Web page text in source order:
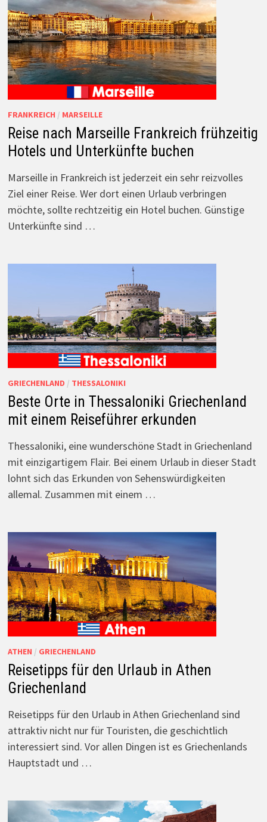
FRANKREICH / MARSEILLE
Reise nach Marseille Frankreich frühzeitig
Hotels und Unterkünfte buchen
Marseille in Frankreich ist jederzeit ein sehr reizvolles
Ziel einer Reise. Wer dort einen Urlaub verbringen
möchte, sollte rechtzeitig ein Hotel buchen. Günstige
Unterkünfte sind …
GRIECHENLAND / THESSALONIKI
Beste Orte in Thessaloniki Griechenland
mit einem Reiseführer erkunden
Thessaloniki, eine wunderschöne Stadt in Griechenland
mit einzigartigem Flair. Bei einem Urlaub in dieser Stadt
lohnt sich das Erkunden von Sehenswürdigkeiten
allemal. Zusammen mit einem …
ATHEN / GRIECHENLAND
Reisetipps für den Urlaub in Athen
Griechenland
Reisetipps für den Urlaub in Athen Griechenland sind
attraktiv nicht nur für Touristen, die geschichtlich
interessiert sind. Vor allen Dingen ist es Griechenlands
Hauptstadt und …